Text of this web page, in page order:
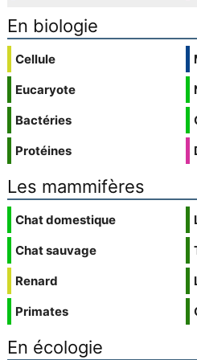
En biologie
Cellule
Eucaryote
Bactéries
Protéines
Les mammifères
Chat domestique
Chat sauvage
Renard
Primates
En écologie